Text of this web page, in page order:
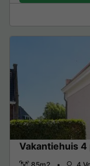
Vakantiehuis 4